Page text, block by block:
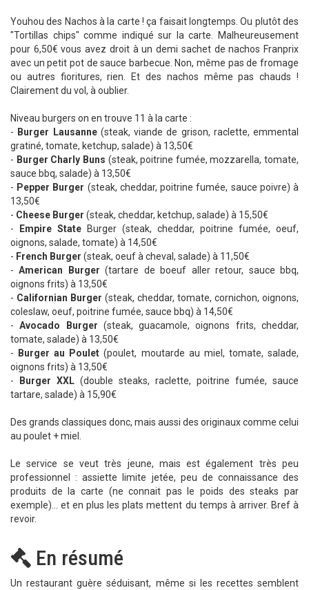
Youhou des Nachos à la carte ! ça faisait longtemps. Ou plutôt des
"Tortillas chips" comme indiqué sur la carte. Malheureusement
pour 6,50€ vous avez droit à un demi sachet de nachos Franprix
avec un petit pot de sauce barbecue. Non, même pas de fromage
ou autres fioritures, rien. Et des nachos même pas chauds !
Clairement du vol, à oublier.
Niveau burgers on en trouve 11 à la carte :
- Burger Lausanne(steak, viande de grison, raclette, emmental
gratiné, tomate, ketchup, salade) à 13,50€
- Burger Charly Buns (steak, poitrine fumée, mozzarella, tomate,
sauce bbq, salade) à 13,50€
- Pepper Burger (steak, cheddar, poitrine fumée, sauce poivre) à
13,50€
- Cheese Burger (steak, cheddar, ketchup, salade) à 15,50€
-
Empire State Burger (steak, cheddar, poitrine fumée, oeuf,
oignons, salade, tomate) à 14,50€
- French Burger (steak, oeuf à cheval, salade) à 11,50€
-American Burger (tartare de boeuf aller retour, sauce bbq,
oignons frits) à 13,50€
- Californian Burger (steak, cheddar, tomate, cornichon, oignons,
coleslaw, oeuf, poitrine fumée, sauce bbq) à 14,50€
-Avocado Burger (steak, guacamole, oignons frits, cheddar,
tomate, salade) à 13,50€
-
Burger au Poulet (poulet, moutarde au miel, tomate, salade,
oignons frits) à 13,50€
-
Burger XXL (double steaks, raclette, poitrine fumée, sauce
tartare, salade) à 15,90€
Des grands classiques donc, mais aussi des originaux comme celui
au poulet + miel.
Le service se veut très jeune, mais est également très peu
professionnel : assiette limite jetée, peu de connaissance des
produits de la carte (ne connait pas le poids des steaks par
exemple)... et en plus les plats mettent du temps à arriver. Bref à
revoir.
En résumé
Un restaurant guère séduisant, même si les recettes semblent